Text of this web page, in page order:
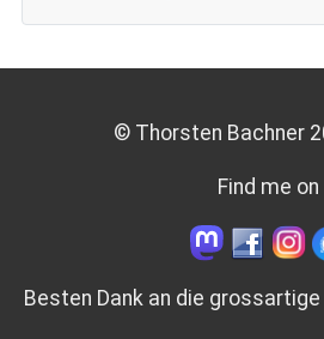
© Thorsten Bachner
Find me on
Besten Dank an die grossartige